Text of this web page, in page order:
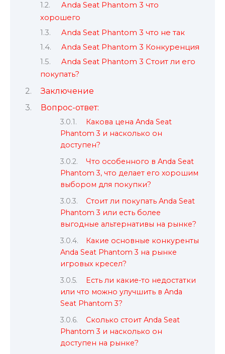
Anda Seat Phantom 3 что
хорошего
Anda Seat Phantom 3 что не так
Anda Seat Phantom 3 Конкуренция
Anda Seat Phantom 3 Стоит ли его
покупать?
Заключение
Вопрос-ответ:
Какова цена Anda Seat
Phantom 3 и насколько он
доступен?
Что особенного в Anda Seat
Phantom 3, что делает его хорошим
выбором для покупки?
Стоит ли покупать Anda Seat
Phantom 3 или есть более
выгодные альтернативы на рынке?
Какие основные конкуренты
Anda Seat Phantom 3 на рынке
игровых кресел?
Есть ли какие-то недостатки
или что можно улучшить в Anda
Seat Phantom 3?
Сколько стоит Anda Seat
Phantom 3 и насколько он
доступен на рынке?